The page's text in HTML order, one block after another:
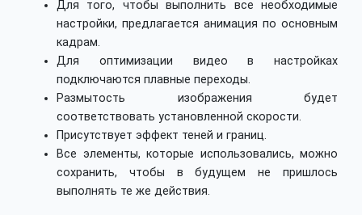
Для того, чтобы выполнить все необходимые
настройки, предлагается анимация по основным
кадрам.
Для оптимизации видео в настройках
подключаются плавные переходы.
Размытость изображения будет
соответствовать установленной скорости.
Присутствует эффект теней и границ.
Все элементы, которые использовались, можно
сохранить, чтобы в будущем не пришлось
выполнять те же действия.